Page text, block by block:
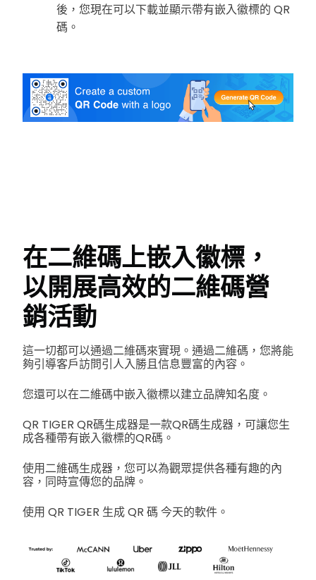
後，您現在可以下載並顯示帶有嵌入徽標的 QR
碼。
在二維碼上嵌入徽標，
以開展高效的二維碼營
銷活動
這一切都可以通過二維碼來實現。通過二維碼，您將能
夠引導客戶訪問引人入勝且信息豐富的內容。
您還可以在二維碼中嵌入徽標以建立品牌知名度。
QR TIGER QR碼生成器是一款QR碼生成器，可讓您生
成各種帶有嵌入徽標的QR碼。
使用二維碼生成器，您可以為觀眾提供各種有趣的內
容，同時宣傳您的品牌。
使用 QR TIGER 生成 QR 碼 今天的軟件。